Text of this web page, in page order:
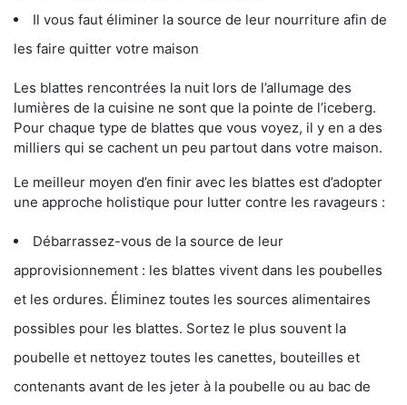
Il vous faut éliminer la source de leur nourriture afin de
les faire quitter votre maison
Les blattes rencontrées la nuit lors de l’allumage des
lumières de la cuisine ne sont que la pointe de l’iceberg.
Pour chaque type de blattes que vous voyez, il y en a des
milliers qui se cachent un peu partout dans votre maison.
Le meilleur moyen d’en finir avec les blattes est d’adopter
une approche holistique pour lutter contre les ravageurs :
Débarrassez-vous de la source de leur
approvisionnement : les blattes vivent dans les poubelles
et les ordures. Éliminez toutes les sources alimentaires
possibles pour les blattes. Sortez le plus souvent la
poubelle et nettoyez toutes les canettes, bouteilles et
contenants avant de les jeter à la poubelle ou au bac de